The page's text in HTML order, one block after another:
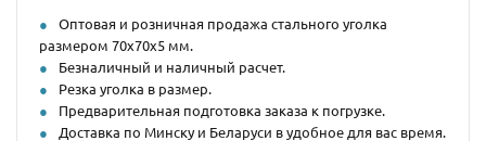
Оптовая и розничная продажа стального уголка
размером 70х70х5 мм.
Безналичный и наличный расчет.
Резка уголка в размер.
Предварительная подготовка заказа к погрузке.
Доставка по Минску и Беларуси в удобное для вас время.